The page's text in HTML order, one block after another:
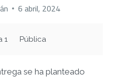
6 abril, 2024
1 Pública
se ha planteado